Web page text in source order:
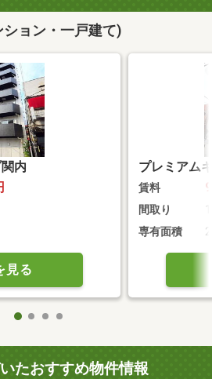
ョン・一戸建て)
内
見る
プレミアム
賃料
間取り
専有面積
たおすすめ物件情報